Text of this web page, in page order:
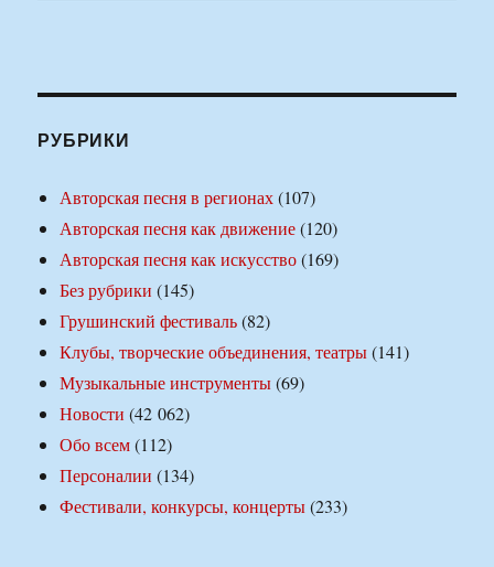
РУБРИКИ
Авторская песня в регионах(107)
Авторская песня как движение(120)
Авторская песня как искусство(169)
Без рубрики (145)
Грушинский фестиваль(82)
Клубы, творческие объединения, театры(141)
Музыкальные инструменты(69)
Новости (42 062)
Обо всем(112)
Персоналии (134)
Фестивали, конкурсы, концерты(233)